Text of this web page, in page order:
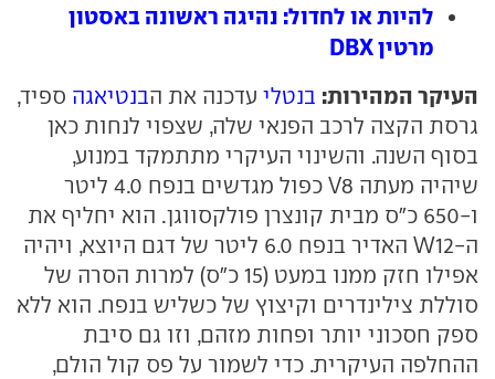
להיות או לחדול: נהיגה ראשונה באסטון
מרטין DBX
העיקר המהירות: בנטלי עדכנה את הבנטיאגה ספיד,
גרסת הקצה לרכב הפנאי שלה, שצפוי לנחות כאן
בסוף השנה. והשינוי העיקרי מתתמקד במנוע,
שיהיה מעתה V8 כפול מגדשים בנפח 4.0 ליטר
ו-650 כ"ס מבית קונצרן פולקסווגן. הוא יחליף את
ה-W12 האדיר בנפח 6.0 ליטר של דגם היוצא, ויהיה
אפילו חזק ממנו במעט (15 כ"ס) למרות הסרה של
סוללת צילינדרים וקיצוץ של כשליש בנפח. הוא ללא
ספק חסכוני יותר ופחות מזהם, וזו גם סיבת
ההחלפה העיקרית. כדי לשמור על פס קול הולם,